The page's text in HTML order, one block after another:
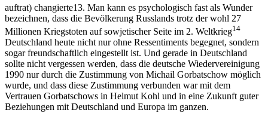
auftrat) changierte13. Man kann es psychologisch fast als Wunder
bezeichnen, dass die Bevölkerung Russlands trotz der wohl 27
Millionen Kriegstoten auf sowjetischer Seite im 2. Weltkrieg14
Deutschland heute nicht nur ohne Ressentiments begegnet, sondern
sogar freundschaftlich eingestellt ist. Und gerade in Deutschland
sollte nicht vergessen werden, dass die deutsche Wiedervereinigung
1990 nur durch die Zustimmung von Michail Gorbatschow möglich
wurde, und dass diese Zustimmung verbunden war mit dem
Vertrauen Gorbatschows in Helmut Kohl und in eine Zukunft guter
Beziehungen mit Deutschland und Europa im ganzen.